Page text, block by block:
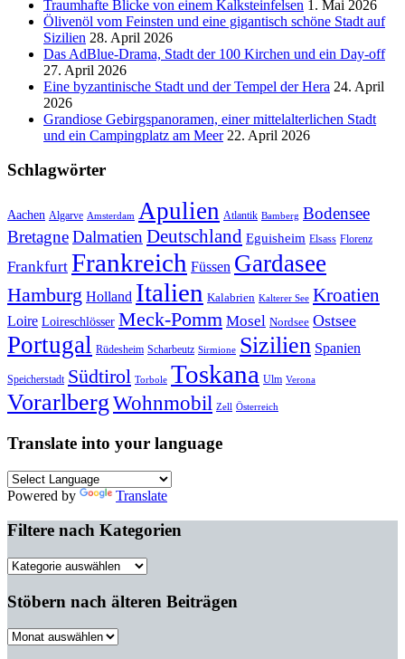
Traumhafte Blicke von einem Kalksteinfelsen 1. Mai 2026
Ölivenöl vom Feinsten und eine gigantisch schöne Stadt auf
Sizilien 28. April 2026
Das AdBlue-Drama, Stadt der 100 Kirchen und ein Day-off
27. April 2026
Eine byzantinische Stadt und der Tempel der Hera 24. April
2026
Grandiose Gebirgspanoramen, einer mittelalterlichen Stadt
und ein Campingplatz am Meer 22. April 2026
Schlagwörter
Aachen Algarve Amsterdam Apulien Atlantik Bamberg Bodensee
BretagneDalmatien Deutschland Eguisheim Elsass Florenz
Frankfurt Frankreich Füssen Gardasee
Hamburg Holland Italien Kalabrien Kalterer See Kroatien
Loire Loireschlösser Meck-Pomm Mosel Nordsee Ostsee
Portugal Rüdesheim Scharbeutz Sirmione Sizilien Spanien
Speicherstadt Südtirol Torbole Toskana Ulm Verona
VorarlbergWohnmobil Zell Österreich
Translate into your language
Powered by Translate
Filtere nach Kategorien
Filtere
Kategorien
Stöbern nach älteren Beiträgen
Stöbern